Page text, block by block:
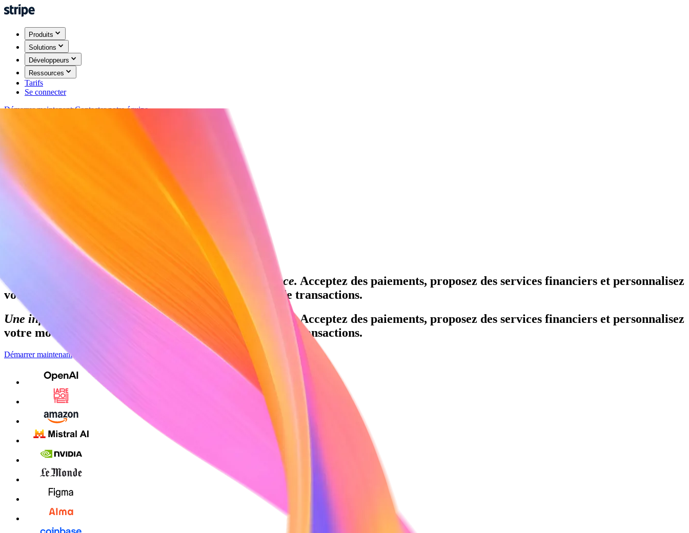
Produits
Solutions
Développeurs
Ressources
Tarifs
Se connecter
Démarrer maintenant Contacter notre équipe
Se connecter
Contacter notre équipe
Part du PIB mondial traitée sur Stripe
Une infrastructure financière qui booste votre croissance. Acceptez des paiements, proposez des services financiers et personnalisez
votre modèle de revenus, quel que soit votre volume de transactions.
Une infrastructure financière qui booste votre croissance.Acceptez des paiements, proposez des services financiers et personnalisez
votre modèle de revenus, quel que soit votre volume de transactions.
Démarrer maintenant